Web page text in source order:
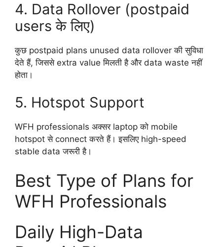
4. Data Rollover (postpaid
users के लिए)
कुछ postpaid plans unused data rollover की सुविधा
देते हैं, जिससे extra value मिलती है और data waste नहीं
होता।
5. Hotspot Support
WFH professionals अक्सर laptop को mobile
hotspot से connect करते हैं। इसलिए high-speed
stable data जरूरी है।
Best Type of Plans for
WFH Professionals
Daily High-Data